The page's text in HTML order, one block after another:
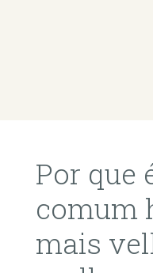
Por que
comum
mais